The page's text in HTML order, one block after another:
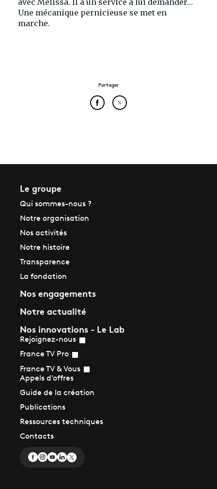
avec Melissa. Il a un service à lui demander…
Une mécanique pernicieuse se met en
marche.
Partager
Partager cet article sur
Partager cet article sur
Le groupe
Qui sommes-nous ?
Notre organisation
Nos activités
Notre histoire
Transparence
La fondation
Nos engagements
Notre actualité
Nos innovations - Le Lab
Rejoignez-nous
France TV Pro
France TV & Vous
Appels d'offres
Guide de la création
Publications
Ressources techniques
Contacts